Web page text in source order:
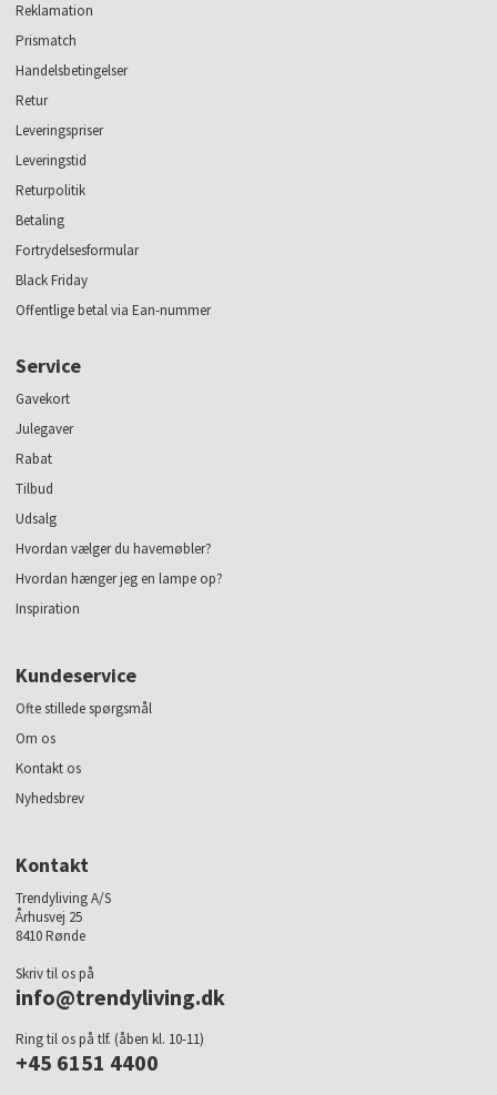
Reklamation
Prismatch
Handelsbetingelser
Retur
Leveringspriser
Leveringstid
Returpolitik
Betaling
Fortrydelsesformular
Black Friday
Offentlige betal via Ean-nummer
Service
Gavekort
Julegaver
Rabat
Tilbud
Udsalg
Hvordan vælger du havemøbler?
Hvordan hænger jeg en lampe op?
Inspiration
Kundeservice
Ofte stillede spørgsmål
Om os
Kontakt os
Nyhedsbrev
Kontakt
Trendyliving A/S
Århusvej 25
8410 Rønde
Skriv til os på
info@trendyliving.dk
Ring til os på tlf. (åben kl. 10-11)
+45 6151 4400